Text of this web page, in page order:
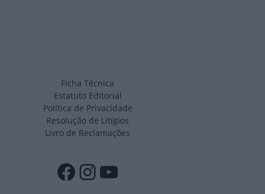
Ficha Técnica
Estatuto Editorial
Política de Privacidade
Resolução de Litígios
Livro de Reclamações
Facebook
Instagram
YouTube